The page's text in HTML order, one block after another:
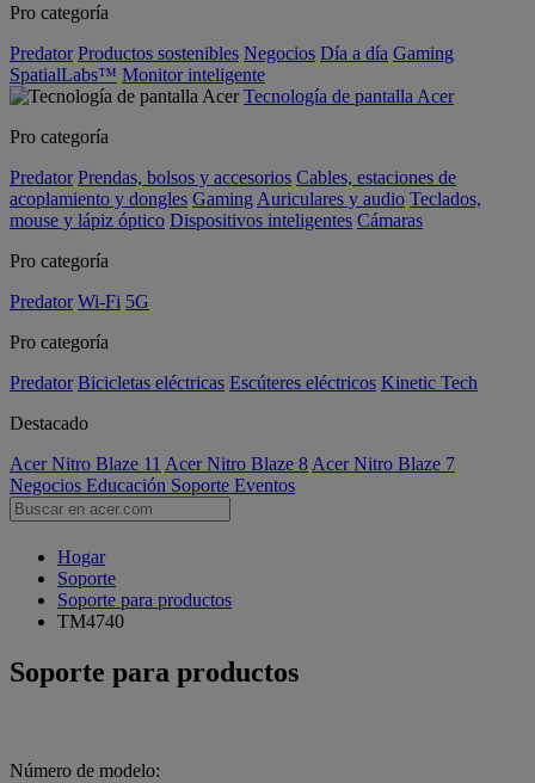
Pro categoría
Predator Productos sostenibles Negocios Día a día Gaming
SpatialLabs™ Monitor inteligente
Tecnología de pantalla Acer
Pro categoría
Predator Prendas, bolsos y accesorios Cables, estaciones de
acoplamiento y dongles Gaming Auriculares y audio Teclados,
mouse y lápiz óptico Dispositivos inteligentes Cámaras
Pro categoría
Predator Wi-Fi 5G
Pro categoría
Predator Bicicletas eléctricas Escúteres eléctricos Kinetic Tech
Destacado
Acer Nitro Blaze 11 Acer Nitro Blaze 8 Acer Nitro Blaze 7
Negocios Educación Soporte Eventos
Hogar
Soporte
Soporte para productos
TM4740
Soporte para productos
Número de modelo: